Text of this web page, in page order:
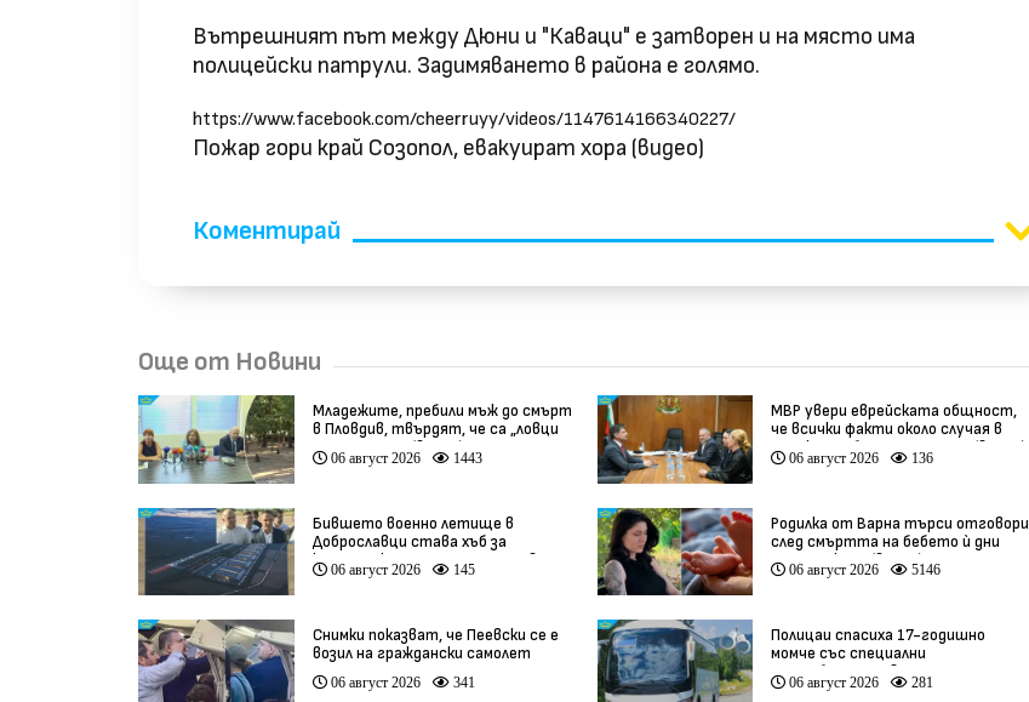
Вътрешният път между Дюни и "Каваци" е затворен и на място има
полицейски патрули. Задимяването в района е голямо.
https://www.facebook.com/cheerruyy/videos/1147614166340227/
Пожар гори край Созопол, евакуират хора (видео)
Коментирай
Още от Новини
Младежите, пребили мъж до смърт
в Пловдив, твърдят, че са „ловци
на педофили” (видео)
06 август 2026 1443
МВР увери еврейската общност,
че всички факти около случая в
Банско ще бъдат изяснени (видео)
06 август 2026 136
Бившето военно летище в
Доброславци става хъб за
космически технологии и иновации
(видео)
06 август 2026 145
Родилка от Варна търси отговори
след смъртта на бебето ѝ дни
преди секцио (видео)
06 август 2026 5146
Снимки показват, че Пеевски се е
возил на граждански самолет
06 август 2026 341
Полицаи спасиха 17-годишно
момче със специални
потребности, свалено от
автобус
06 август 2026 281